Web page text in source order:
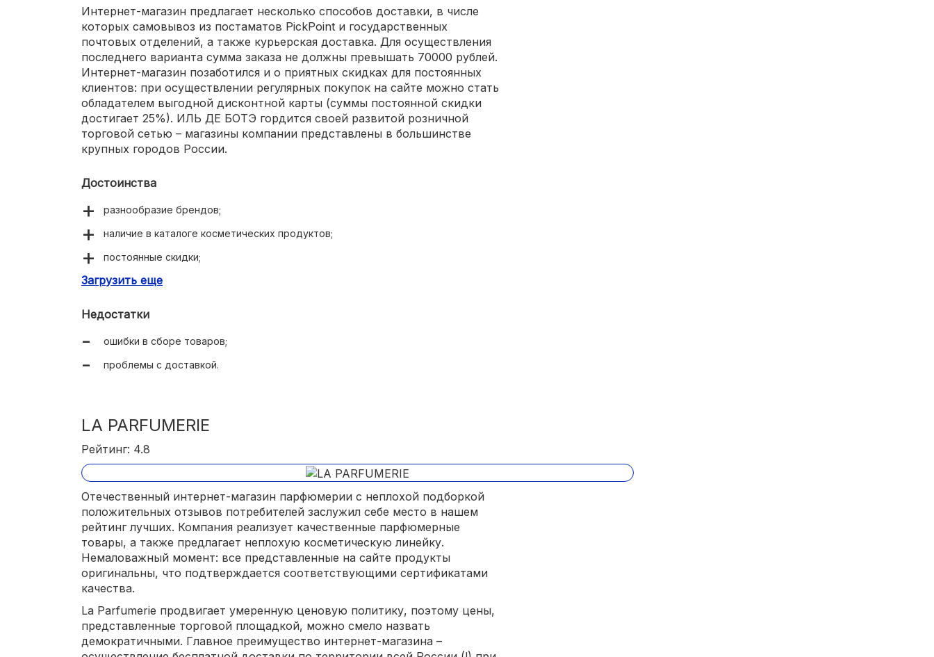
Интернет-магазин предлагает несколько способов доставки, в числе
которых самовывоз из постаматов PickPoint и государственных
почтовых отделений, а также курьерская доставка. Для осуществления
последнего варианта сумма заказа не должны превышать 70000 рублей.
Интернет-магазин позаботился и о приятных скидках для постоянных
клиентов: при осуществлении регулярных покупок на сайте можно стать
обладателем выгодной дисконтной карты (суммы постоянной скидки
достигает 25%). ИЛЬ ДЕ БОТЭ гордится своей развитой розничной
торговой сетью – магазины компании представлены в большинстве
крупных городов России.
Достоинства
разнообразие брендов;
наличие в каталоге косметических продуктов;
постоянные скидки;
выгодная дисконтная программа;
Загрузить еще
Недостатки
ошибки в сборе товаров;
проблемы с доставкой.
LA PARFUMERIE
Рейтинг: 4.8
Отечественный интернет-магазин парфюмерии с неплохой подборкой
положительных отзывов потребителей заслужил себе место в нашем
рейтинг лучших. Компания реализует качественные парфюмерные
товары, а также предлагает неплохую косметическую линейку.
Немаловажный момент: все представленные на сайте продукты
оригинальны, что подтверждается соответствующими сертификатами
качества.
La Parfumerie продвигает умеренную ценовую политику, поэтому цены,
представленные торговой площадкой, можно смело назвать
демократичными. Главное преимущество интернет-магазина –